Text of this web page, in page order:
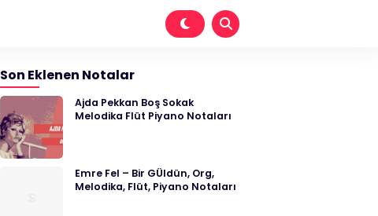
Son Eklenen Notalar
Ajda Pekkan Boş Sokak
Melodika Flüt Piyano Notaları
Emre Fel – Bir GÜldün, Org,
Melodika, Flüt, Piyano Notaları